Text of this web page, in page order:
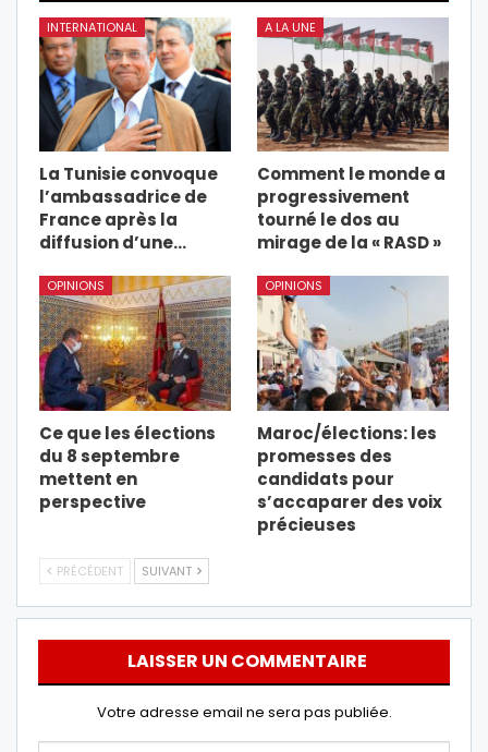
INTERNATIONAL
La Tunisie convoque
l’ambassadrice de
France après la
diffusion d’une…
A LA UNE
Comment le monde a
progressivement
tourné le dos au
mirage de la « RASD »
OPINIONS
Ce que les élections
du 8 septembre
mettent en
perspective
OPINIONS
Maroc/élections: les
promesses des
candidats pour
s’accaparer des voix
précieuses
PRÉCÉDENT SUIVANT
LAISSER UN COMMENTAIRE
Votre adresse email ne sera pas publiée.